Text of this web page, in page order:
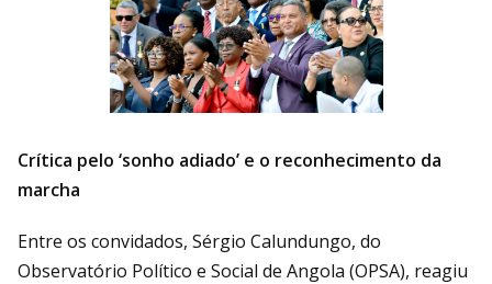
Crítica pelo ‘sonho adiado’ e o reconhecimento da
marcha
Entre os convidados, Sérgio Calundungo, do
Observatório Político e Social de Angola (OPSA), reagiu